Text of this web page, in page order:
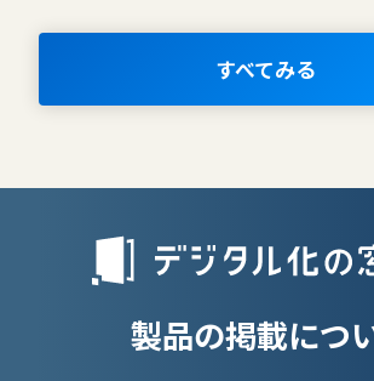
ナレッジマネジメントツール
すべてみる
製品の掲載につ